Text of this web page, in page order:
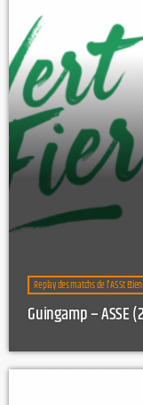
Replay des matchs de l'AS St
Guingamp – ASSE